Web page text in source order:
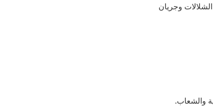
وجريان
والشعاب.